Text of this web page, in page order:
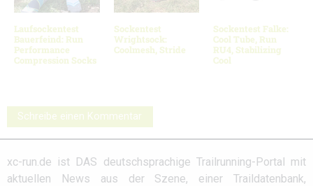
Laufsockentest
Bauerfeind: Run
Performance
Compression Socks
Sockentest
Wrightsock:
Coolmesh, Stride
Sockentest Falke:
Cool Tube, Run
RU4, Stabilizing
Cool
Schreibe einen Kommentar
xc-run.de ist DAS deutschsprachige Trailrunning-Portal mit
aktuellen News aus der Szene, einer Traildatenbank,